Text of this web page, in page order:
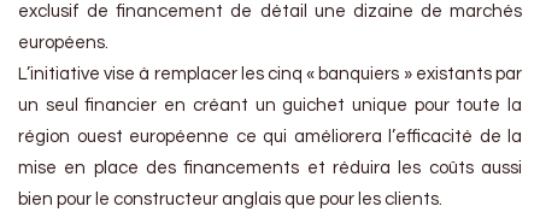
exclusif de financement de détail une dizaine de marchés
européens.
L’initiative vise à remplacer les cinq « banquiers » existants par
un seul financier en créant un guichet unique pour toute la
région ouest européenne ce qui améliorera l’efficacité de la
mise en place des financements et réduira les coûts aussi
bien pour le constructeur anglais que pour les clients.